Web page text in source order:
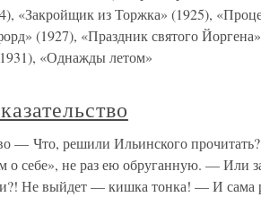
«Закройщик из Торжка» (1925),
(1927), «Праздник святого
«Однажды летом»
— Что, решили Ильинского
о себе», не раз ею обруганную. — Или
Не выйдет — кишка тонка! — И сама